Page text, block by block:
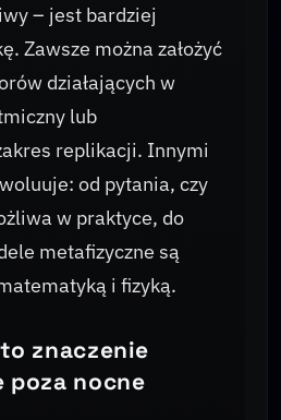
– jest bardziej
Zawsze można założyć
działających w
lub
replikacji. Innymi
od pytania, czy
w praktyce, do
metafizyczne są
i fizyką.
znaczenie
poza nocne